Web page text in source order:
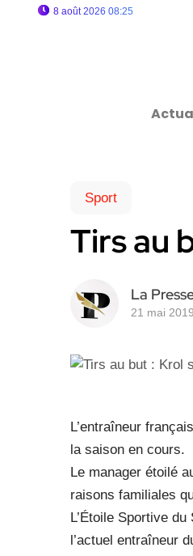
8 août 2026 08:25
Sport
Tirs au
La
21 mai 2019
L’entraîneur
la saison en cours.
Le manager étoilé
raisons familiales
L’Étoile Sportive
l’actuel entraîneur